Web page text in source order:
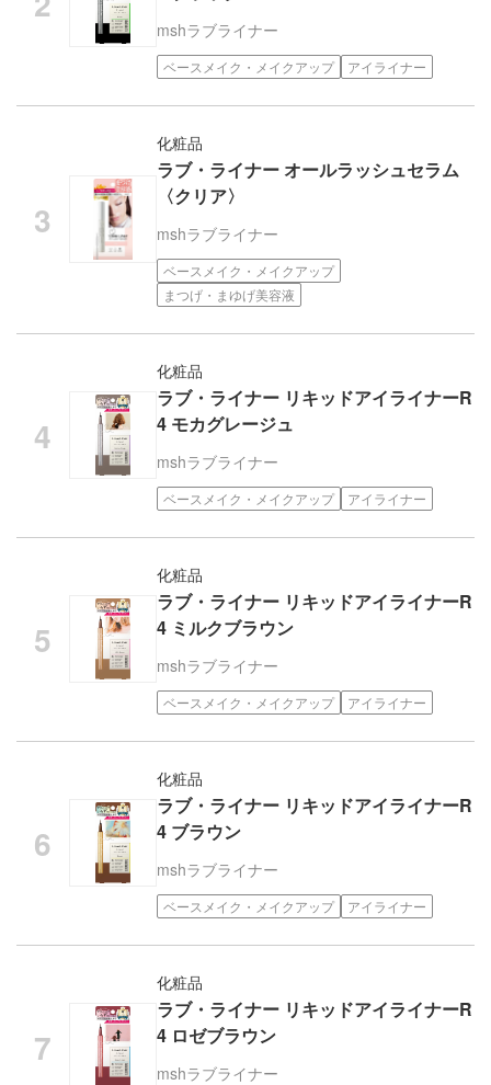
mshラブライナー
ベースメイク・メイクアップ アイライナー
化粧品
ラブ・ライナー オールラッシュセラム
〈クリア〉
mshラブライナー
ベースメイク・メイクアップ
まつげ・まゆげ美容液
化粧品
ラブ・ライナー リキッドアイライナーR
4 モカグレージュ
mshラブライナー
ベースメイク・メイクアップ アイライナー
化粧品
ラブ・ライナー リキッドアイライナーR
4 ミルクブラウン
mshラブライナー
ベースメイク・メイクアップ アイライナー
化粧品
ラブ・ライナー リキッドアイライナーR
4 ブラウン
mshラブライナー
ベースメイク・メイクアップ アイライナー
化粧品
ラブ・ライナー リキッドアイライナーR
4 ロゼブラウン
mshラブライナー